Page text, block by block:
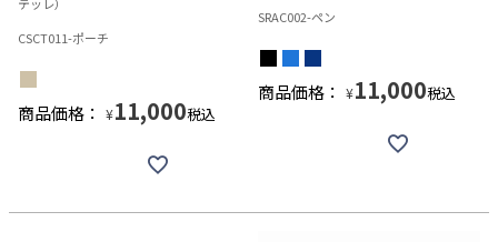
CSCT011-ポーチ
商品価格： ¥11,000税込
SRAC002-ペン
商品価格： ¥11,000税込